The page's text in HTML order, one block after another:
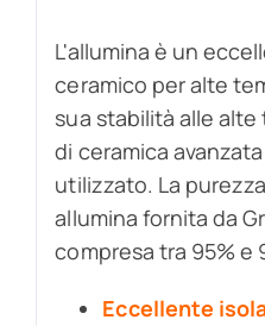
L'allumina è un
ceramico per alte
sua stabilità alle
di ceramica
utilizzato. La
allumina fornita da
compresa tra 95% e
Eccellente